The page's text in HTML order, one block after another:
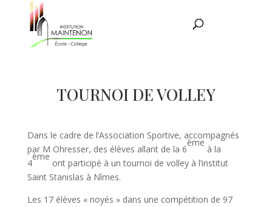
TOURNOI DE VOLLEY
Dans le cadre de l’Association Sportive, accompagnés
par M Ohresser, des élèves allant de la 6
ème
à la
4
ème
ont participé à un tournoi de volley à l’institut
Saint Stanislas à Nîmes.
Les 17 élèves « noyés » dans une compétition de 97